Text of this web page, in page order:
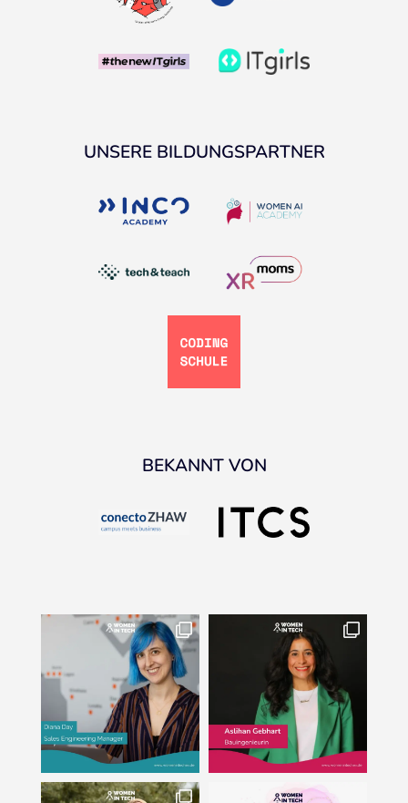
UNSERE BILDUNGSPARTNER
BEKANNT VON